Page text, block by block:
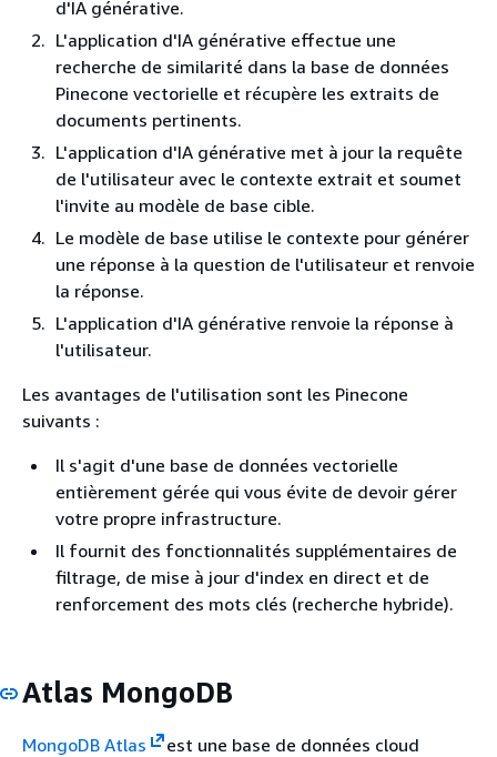
d'IA générative.
L'application d'IA générative effectue une
recherche de similarité dans la base de données
Pinecone vectorielle et récupère les extraits de
documents pertinents.
L'application d'IA générative met à jour la requête
de l'utilisateur avec le contexte extrait et soumet
l'invite au modèle de base cible.
Le modèle de base utilise le contexte pour générer
une réponse à la question de l'utilisateur et renvoie
la réponse.
L'application d'IA générative renvoie la réponse à
l'utilisateur.
Les avantages de l'utilisation sont les Pinecone
suivants :
Il s'agit d'une base de données vectorielle
entièrement gérée qui vous évite de devoir gérer
votre propre infrastructure.
Il fournit des fonctionnalités supplémentaires de
filtrage, de mise à jour d'index en direct et de
renforcement des mots clés (recherche hybride).
Atlas MongoDB
MongoDB Atlas
est une base de données cloud